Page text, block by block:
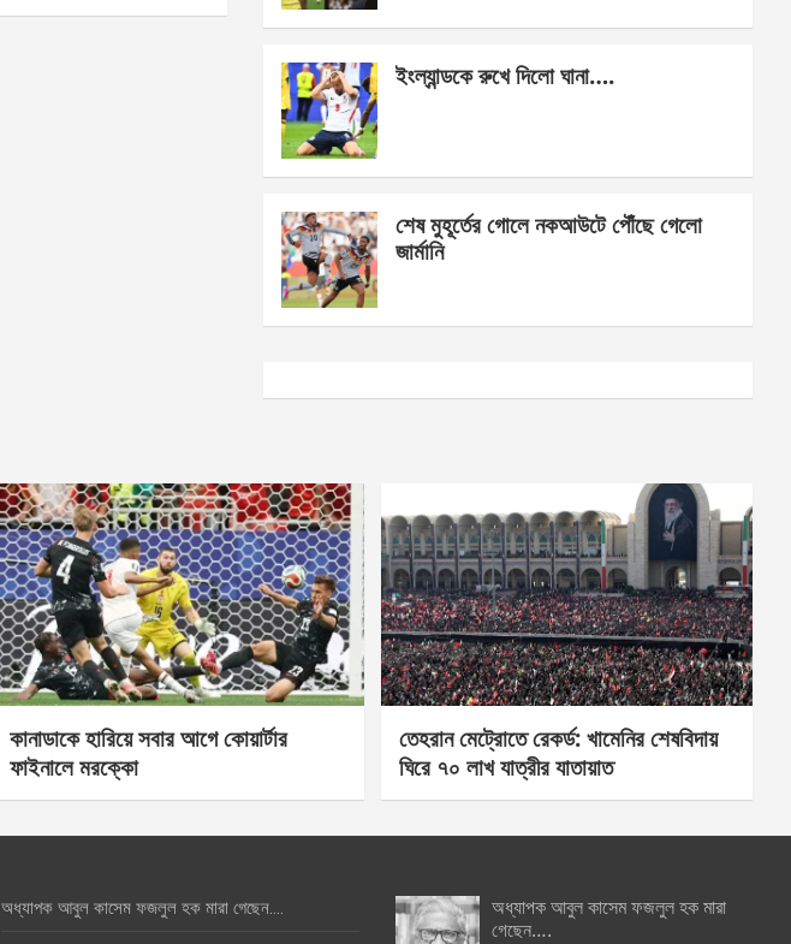
ইংল্যান্ডকে রুখে দিলো ঘানা….
শেষ মুহূর্তের গোলে নকআউটে পৌঁছে গেলো
জার্মানি
কানাডাকে হারিয়ে সবার আগে কোয়ার্টার
ফাইনালে মরক্কো
তেহরান মেট্রোতে রেকর্ড: খামেনির শেষবিদায়
ঘিরে ৭০ লাখ যাত্রীর যাতায়াত
অধ্যাপক আবুল কাসেম ফজলুল হক মারা গেছেন….
অধ্যাপক আবুল কাসেম ফজলুল হক মারা
গেছেন….